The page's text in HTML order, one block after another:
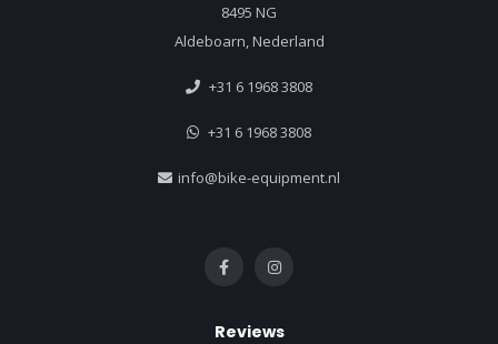
8495 NG
Aldeboarn, Nederland
+31 6 1968 3808
+31 6 1968 3808
info@bike-equipment.nl
Reviews